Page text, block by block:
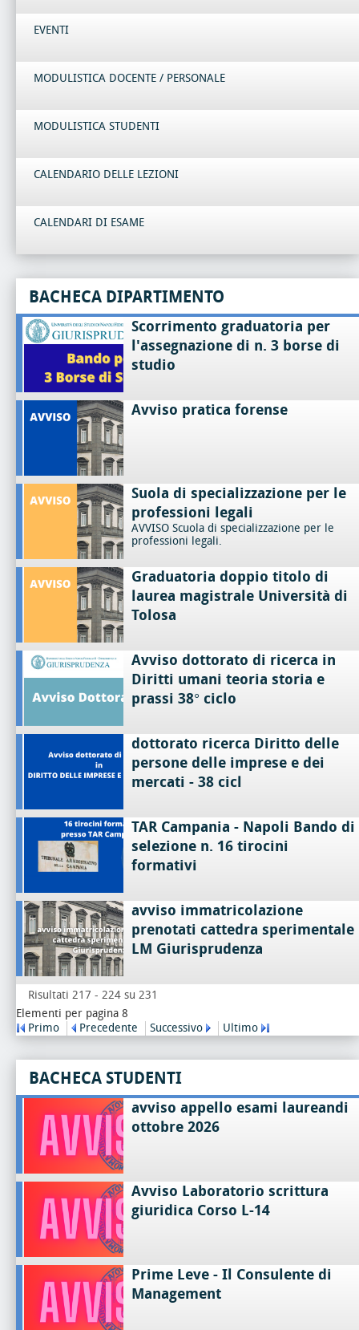
EVENTI
MODULISTICA DOCENTE / PERSONALE
MODULISTICA STUDENTI
CALENDARIO DELLE LEZIONI
CALENDARI DI ESAME
BACHECA DIPARTIMENTO
Scorrimento graduatoria per
l'assegnazione di n. 3 borse di
studio
Avviso pratica forense
Suola di specializzazione per le
professioni legali
AVVISO Scuola di specializzazione per le
professioni legali.
Graduatoria doppio titolo di
laurea magistrale Università di
Tolosa
Avviso dottorato di ricerca in
Diritti umani teoria storia e
prassi 38° ciclo
dottorato ricerca Diritto delle
persone delle imprese e dei
mercati - 38 cicl
TAR Campania - Napoli Bando di
selezione n. 16 tirocini
formativi
avviso immatricolazione
prenotati cattedra sperimentale
LM Giurisprudenza
Risultati 217 - 224 su 231
Elementi per pagina 8
Primo
Precedente Successivo Ultimo
BACHECA STUDENTI
avviso appello esami laureandi
ottobre 2026
Avviso Laboratorio scrittura
giuridica Corso L-14
Prime Leve - Il Consulente di
Management